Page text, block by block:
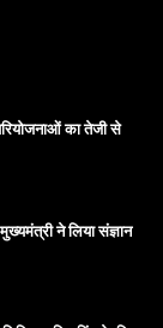
का तेजी से
ने लिया संज्ञान